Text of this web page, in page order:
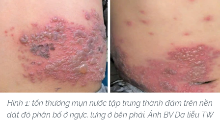
Hình 1: tổn thương mụn nước tập trung thành đám trên nền
dát đỏ phân bố ở ngực, lưng ở bên phải. Ảnh BV Da liễu TW